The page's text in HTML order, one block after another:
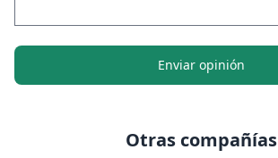
Enviar opinión
Otras compañías